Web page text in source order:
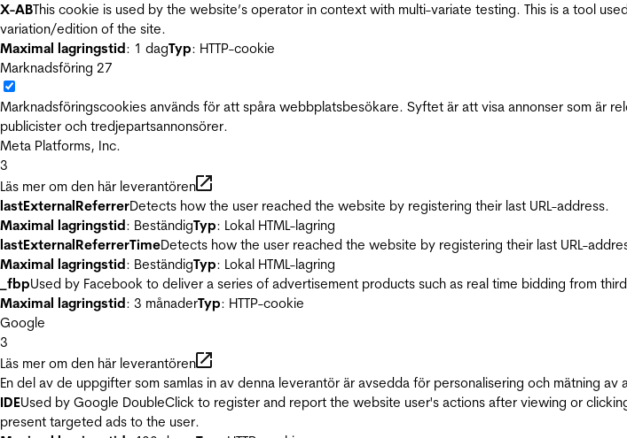
X-ABThis cookie is used by the website’s operator in context with multi-variate testing. This is a tool
variation/edition of the site.
Maximal lagringstid: 1 dagTyp: HTTP-cookie
Marknadsföring 27
Marknadsföringscookies används för att spåra webbplatsbesökare. Syftet är att visa annonser som är
publicister och tredjepartsannonsörer.
Meta Platforms, Inc.
3
Läs mer om den här leverantören
lastExternalReferrerDetects how the user reached the website by registering their last URL-address.
Maximal lagringstid: BeständigTyp: Lokal HTML-lagring
lastExternalReferrerTimeDetects how the user reached the website by registering their last URL-
Maximal lagringstid: BeständigTyp: Lokal HTML-lagring
_fbpUsed by Facebook to deliver a series of advertisement products such as real time bidding from
Maximal lagringstid: 3 månaderTyp: HTTP-cookie
Google
3
Läs mer om den här leverantören
En del av de uppgifter som samlas in av denna leverantör är avsedda för personalisering och mätning
IDEUsed by Google DoubleClick to register and report the website user's actions after viewing or
present targeted ads to the user.